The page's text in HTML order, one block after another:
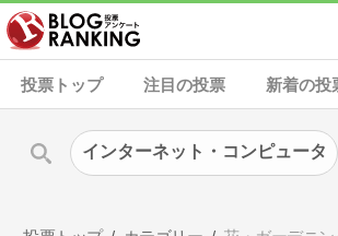
投票トップ 注目の投票 新着の投
インターネット・コンピュータ